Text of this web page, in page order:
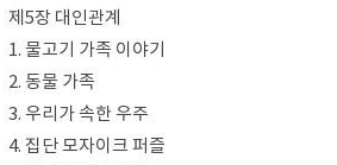
제5장 대인관계
1. 물고기 가족 이야기
2. 동물 가족
3. 우리가 속한 우주
4. 집단 모자이크 퍼즐